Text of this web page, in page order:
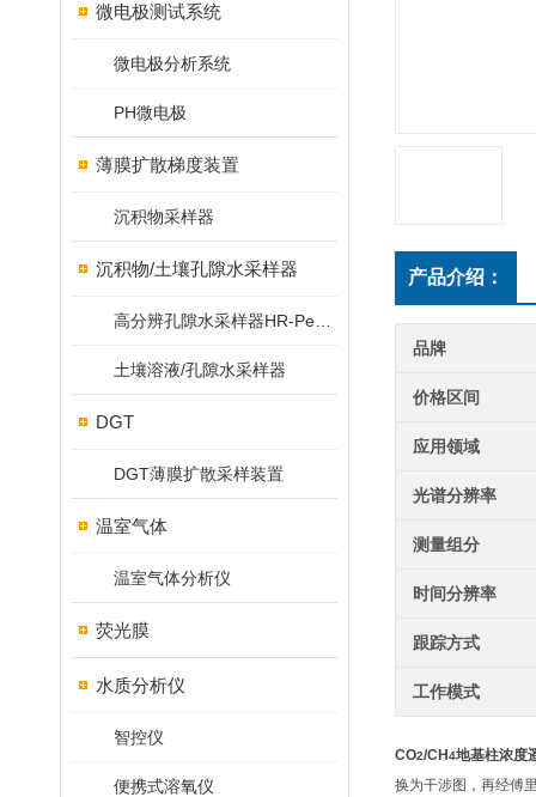
微电极测试系统
微电极分析系统
PH微电极
薄膜扩散梯度装置
沉积物采样器
沉积物/土壤孔隙水采样器
土壤溶液/孔隙水采样器
DGT
DGT薄膜扩散采样装置
温室气体
温室气体分析仪
荧光膜
水质分析仪
智控仪
便携式溶氧仪
产品介绍：
品牌
价格区间
应用领域
光谱分辨率
测量组分
时间分辨率
跟踪方式
工作模式
CO2/CH 4地基柱浓度
换为干涉图，再经傅